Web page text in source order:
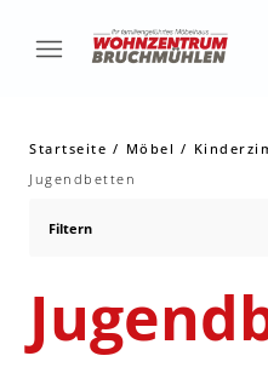
Startseite Möbel
Jugendbetten
Filtern